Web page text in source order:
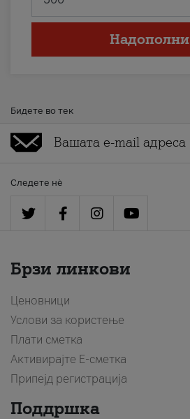
Надополни
Бидете во тек
Следете нè
Брзи линкови
Ценовници
Услови за користење
Плати сметка
Активирајте Е-сметка
Припејд регистрација
Поддршка